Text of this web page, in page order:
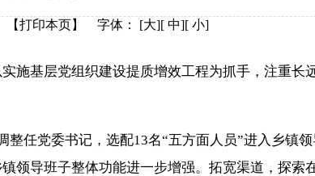
【打印本页】 字体： [大][ 中][ 小]
基层党组织建设提质增效工程为抓手，注重长
任党委书记，选配13名“五方面人员”进入乡镇领
领导班子整体功能进一步增强。拓宽渠道，探索